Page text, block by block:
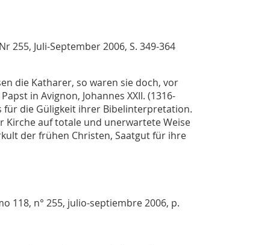
255, Juli-September 2006, S. 349-364
die Katharer, so waren sie doch, vor
in Avignon, Johannes XXII. (1316-
für die Güligkeit ihrer Bibelinterpretation.
Kirche auf totale und unerwartete Weise
der frühen Christen, Saatgut für ihre
118, n° 255, julio-septiembre 2006, p.